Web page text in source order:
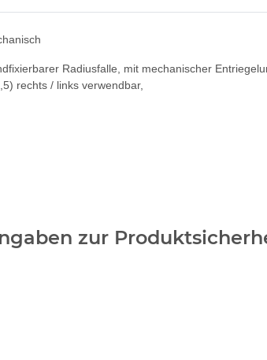
Radiusfalle, mit mechanischer
rechts / links verwendbar,
zur